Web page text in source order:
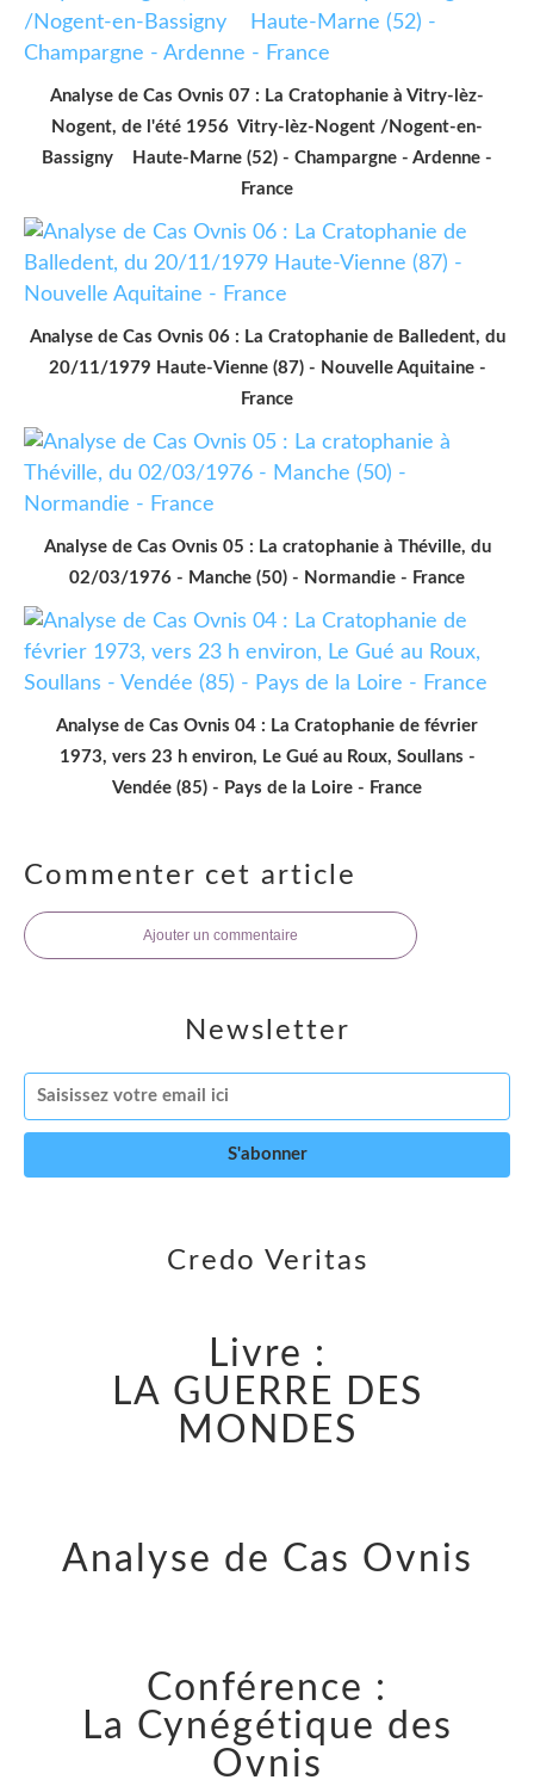
Analyse de Cas Ovnis 07 : La Cratophanie à Vitry-lèz-
Nogent, de l'été 1956 Vitry-lèz-Nogent /Nogent-en-
Bassigny Haute-Marne (52) - Champargne - Ardenne -
France
Analyse de Cas Ovnis 06 : La Cratophanie de Balledent, du
20/11/1979 Haute-Vienne (87) - Nouvelle Aquitaine -
France
Analyse de Cas Ovnis 05 : La cratophanie à Théville, du
02/03/1976 - Manche (50) - Normandie - France
Analyse de Cas Ovnis 04 : La Cratophanie de février
1973, vers 23 h environ, Le Gué au Roux, Soullans -
Vendée (85) - Pays de la Loire - France
Commenter cet article
Ajouter un commentaire
Newsletter
Credo Veritas
Livre :
LA GUERRE DES
MONDES
Analyse de Cas Ovnis
Conférence :
La Cynégétique des
Ovnis